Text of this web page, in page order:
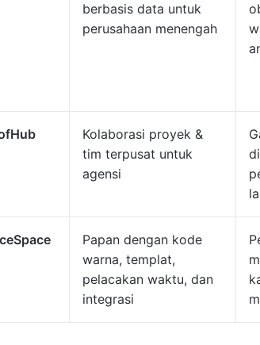
berbasis data untuk
perusahaan menengah
Kolaborasi proyek &
tim terpusat untuk
agensi
Papan dengan kode
warna, templat,
pelacakan waktu, dan
integrasi